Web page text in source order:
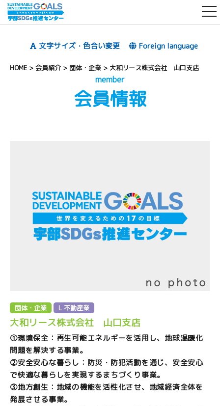
文字サイズ・色合い変更 Foreign language
HOME > 会員紹介 > 団体・企業 > 大和リース株式会社 山口支店
member
会員情報
団体・企業 L 不動産業
大和リース株式会社 山口支店
①環境保全：再生可能エネルギーを活用し、地球温暖化
問題を解決する事業。
②安全安心な暮らし：防災・防犯活動を通じ、安全安心
で快適な暮らしを実現するまちづくり事業。
③地方創生：地域の機能を活性化させ、地域経済全体を
発展させる事業。
t
o